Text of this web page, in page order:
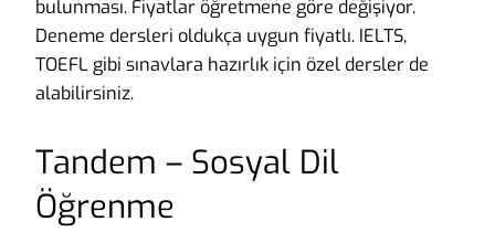
bulunması. Fiyatlar öğretmene göre değişiyor.
Deneme dersleri oldukça uygun fiyatlı. IELTS,
TOEFL gibi sınavlara hazırlık için özel dersler de
alabilirsiniz.
Tandem – Sosyal Dil
Öğrenme